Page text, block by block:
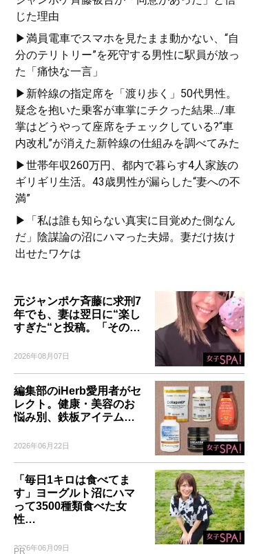
じた理由
▶満員電車でスマホを見たまま動かない、“自
分のテリトリー”を死守する男性に駅員が放っ
た「痛快な一言」
▶新幹線の指定席を「渡り歩く」50代男性。
疑念を抱いた乗客が車掌にチクった結果.../車
掌はどうやって座席をチェックしている?“車
内改札”が消えた新幹線の仕組みを調べてみた
▶世帯年収260万円、都内で暮らす4人家族の
ギリギリ生活。43歳男性が漏らした“妻への不
満”
▶「私は誰も知らない真実に目覚めた側なん
だ」陰謀論の沼にハマった夫婦。妻だけ抜け
出せたワケは
元ジャンポケ斉藤に求刑7
年でも、妻は翌日に“楽し
すぎた“と投稿。「その…
2026年08月07日
編集部のiHerb愛用者がセ
レクト。健康・美容のお
悩み別、鉄板アイテム…
2026年06月22日
「毎日1キロは食べてま
す」ヨーグルト沼にハマ
って3500種類食べた女
性…
2026年06月09日
PR